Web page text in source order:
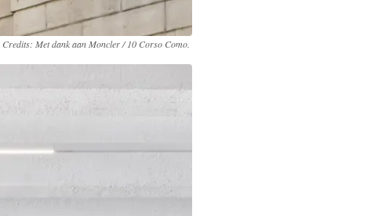
Credits: Met dank aan Moncler / 10 Corso Como.